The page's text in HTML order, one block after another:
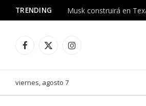
TRENDING
Facebook
X
Instagram
viernes, agosto 7